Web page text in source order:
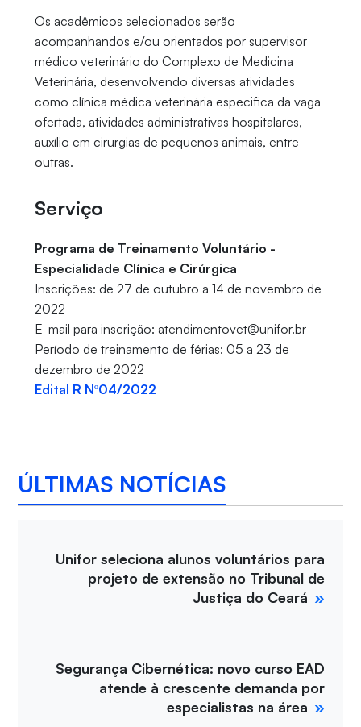
Os acadêmicos selecionados serão
acompanhandos e/ou orientados por supervisor
médico veterinário do Complexo de Medicina
Veterinária, desenvolvendo diversas atividades
como clínica médica veterinária especifica da vaga
ofertada, atividades administrativas hospitalares,
auxílio em cirurgias de pequenos animais, entre
outras.
Serviço
Programa de Treinamento Voluntário -
Especialidade Clínica e Cirúrgica
Inscrições: de 27 de outubro a 14 de novembro de
2022
E-mail para inscrição: atendimentovet@unifor.br
Período de treinamento de férias: 05 a 23 de
dezembro de 2022
Edital R Nº04/2022
ÚLTIMAS NOTÍCIAS
Unifor seleciona alunos voluntários para
projeto de extensão no Tribunal de
Justiça do Ceará
Segurança Cibernética: novo curso EAD
atende à crescente demanda por
especialistas na área